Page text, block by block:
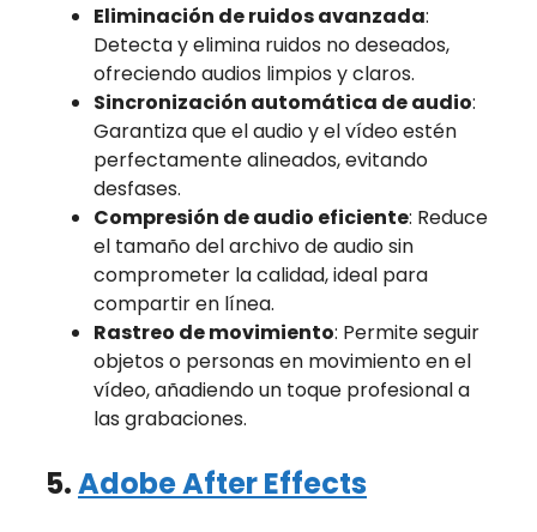
Eliminación de ruidos avanzada:
Detecta y elimina ruidos no deseados,
ofreciendo audios limpios y claros.
Sincronización automática de audio:
Garantiza que el audio y el vídeo estén
perfectamente alineados, evitando
desfases.
Compresión de audio eficiente: Reduce
el tamaño del archivo de audio sin
comprometer la calidad, ideal para
compartir en línea.
Rastreo de movimiento: Permite seguir
objetos o personas en movimiento en el
vídeo, añadiendo un toque profesional a
las grabaciones.
5.Adobe After Effects